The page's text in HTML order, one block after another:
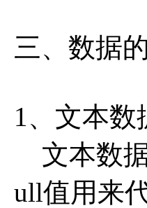
三、数据
1、文本
文本数据
ull值用来